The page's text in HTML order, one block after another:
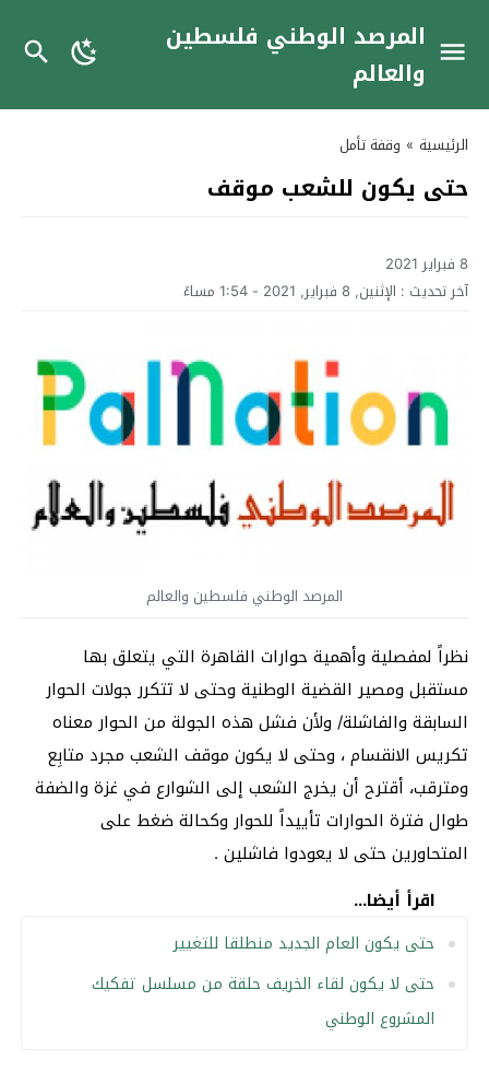
المرصد الوطني فلسطين
والعالم
الرئيسية » وقفة تأمل
حتى يكون للشعب موقف
8 فبراير 2021
آخر تحديث : الإثنين, 8 فبراير, 2021 - 1:54 مساءً
المرصد الوطني فلسطين والعالم
نظراً لمفصلية وأهمية حوارات القاهرة التي يتعلق بها
مستقبل ومصير القضية الوطنية وحتى لا تتكرر جولات الحوار
السابقة والفاشلة/ ولأن فشل هذه الجولة من الحوار معناه
تكريس الانقسام ، وحتى لا يكون موقف الشعب مجرد متابِع
ومترقب، أقترح أن يخرج الشعب إلى الشوارع في غزة والضفة
طوال فترة الحوارات تأييداً للحوار وكحالة ضغط على
المتحاورين حتى لا يعودوا فاشلين .
اقرأ أيضا...
حتى يكون العام الجديد منطلقا للتغيير
حتى لا يكون لقاء الخريف حلقة من مسلسل تفكيك
المشروع الوطني